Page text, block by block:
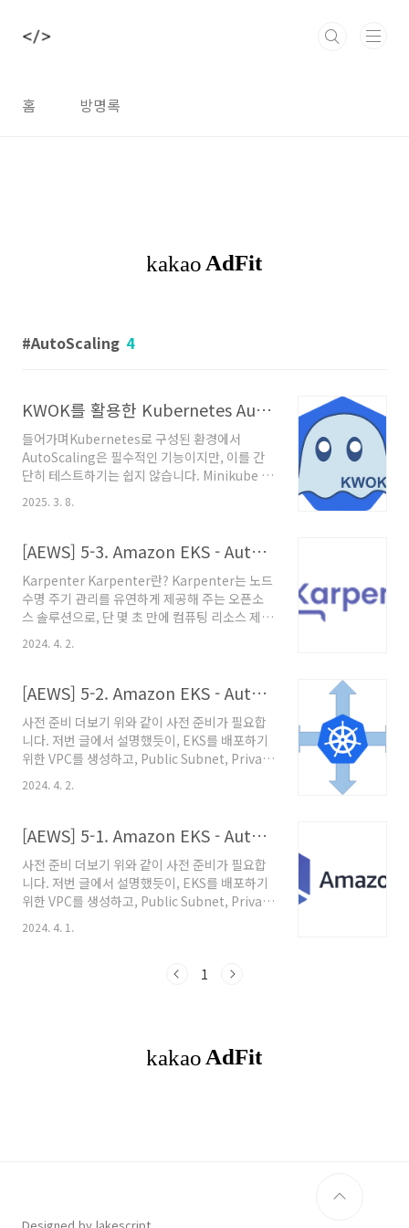
홈 방명록
AutoScaling 4
KWOK를 활용한 Kubernetes AutoScaling 테스트 환경 구축
들어가며Kubernetes로 구성된 환경에서
AutoScaling은 필수적인 기능이지만, 이를 간
단히 테스트하기는 쉽지 않습니다. Minikube 나
Kind 같은 경량화 솔루션들이 등장했지만, 이들
역시 가상 머신이나 Docker와 같은 컨테이너를
때문에 KWOK(Kubernetes WithOut
Kubelet 없이도 Kubernetes API와 상호작용
하는 가상 노드를 구성할 수 있어, 보다 가볍고 빠
르게 AutoScaling을 실험할 수 있는 환경을 구
성할 수 있습니다. KWOKKWOK이란?
2025. 3. 8.
[AEWS] 5-3. Amazon EKS - AutoScaling (Karpenter)
Karpenter Karpenter란? Karpenter는 노드
수명 주기 관리를 유연하게 제공해 주는 오픈소
스 솔루션으로, 단 몇 초 만에 컴퓨팅 리소스 제공
합니다. karpenter 주요 기능 - Kubernetes
스케줄러가 스케줄링할 수 없다고 표시한 Pod를
(resource requests, nodeselectors,
합니다. - Pod의 요구 사항을 충족하는 Node를
Provisioning합니다. - 새로운 Node에서 Pod
를 실행하도록 스케줄링합니다. - Node가 더 이
상 필요하지 않을 때 Node 제거합니다. 가장 큰
2024. 4. 2.
[AEWS] 5-2. Amazon EKS - Autoscaling (CA, CPA)
사전 준비 더보기 위와 같이 사전 준비가 필요합
니다. 저번 글에서 설명했듯이, EKS를 배포하기
위한 VPC를 생성하고, Public Subnet, Private
Subnet을 생성합니다. 그 후 EKS Cluster에 접
근하기 위한 bastion EC2를 미리 생성합니다.
ExternalDNS와 AWS LB Controller, EBS
csi driver 설치, gp3 스토리지 클래스 생성까지
해주시고, Prometheus와 Grafana까지 설치
합니다. Cluster AutoScaler(CA) Cluster
Autoscaler(CA)는 EKS cluster에서 Worker
Node의 리소스가 부족하거나 과도하게 할당되
2024. 4. 2.
[AEWS] 5-1. Amazon EKS - Autoscaling (HPA, KEDA, VPA)
사전 준비 더보기 위와 같이 사전 준비가 필요합
니다. 저번 글에서 설명했듯이, EKS를 배포하기
위한 VPC를 생성하고, Public Subnet, Private
근하기 위한 bastion EC2를 미리 생성합니다.
ExternalDNS와 AWS LB Controller, EBS
Autoscaling Autoscaling은 컴퓨팅 리소스를
자동으로 조정하여 애플리케이션의 성능을 최적
2024. 4. 1.
1